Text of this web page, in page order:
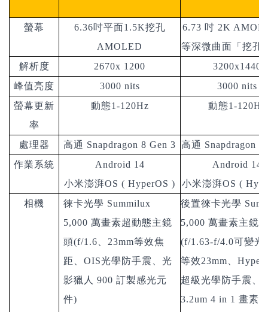
螢幕 6.36吋平面1.5K挖孔
AMOLED
6.73 吋 2K
等深微曲面「挖孔
解析度
2670x 1200
3200x1440
峰值亮度
3000 nits
3000 nits
螢幕更新
率
動態1-120Hz 動態1-120Hz
處理器 高通 Snapdragon 8 Gen 3 高通 Snapdragon 8
作業系統
Android 14
小米澎湃OS ( HyperOS )
Android 14
小米澎湃OS (
相機
徠卡光學 Summilux
5,000 萬畫素超動態主鏡
頭(f/1.6、23mm等效焦
距、OIS光學防手震、光
影獵人 900 訂製感光元
件)
後置徠卡光學
5,000 萬畫素主鏡
(f/1.63-f/4.0可變光
等效23mm、
超級光學防手震、
3.2um 4 in 1 畫素